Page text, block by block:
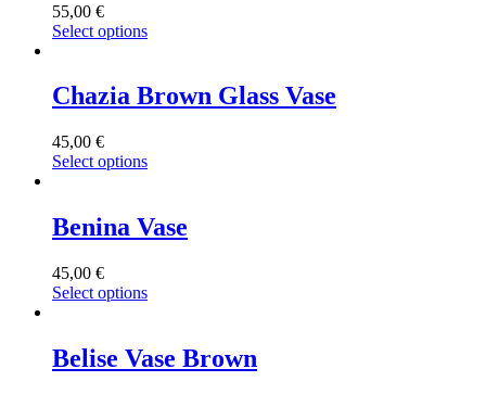
55,00 €
Select options
Chazia Brown Glass Vase
45,00 €
Select options
Benina Vase
45,00 €
Select options
Belise Vase Brown